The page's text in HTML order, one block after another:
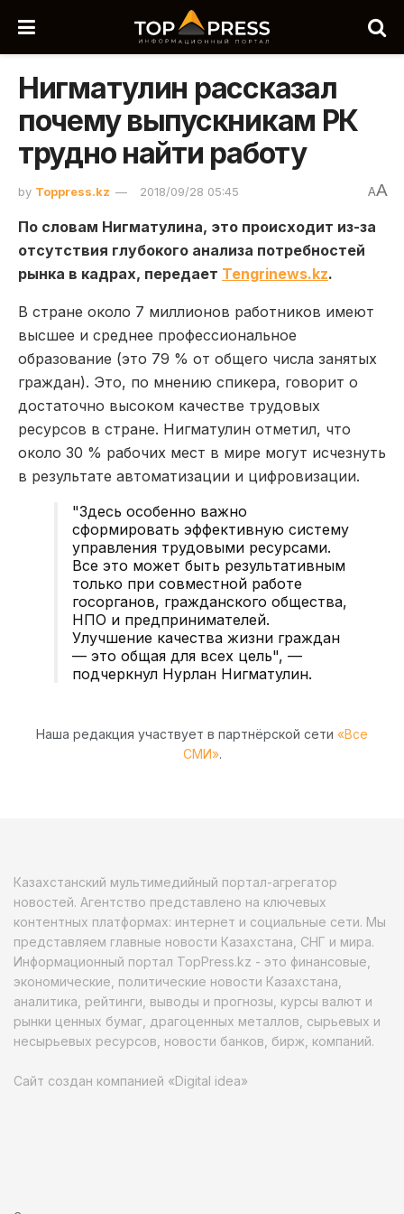
Нигматулин рассказал
почему выпускникам РК
трудно найти работу
by Toppress.kz 2018/09/28 05:45 AA
По словам Нигматулина, это происходит из-за
отсутствия глубокого анализа потребностей
рынка в кадрах, передает Tengrinews.kz.
В стране около 7 миллионов работников имеют
высшее и среднее профессиональное
образование (это 79 % от общего числа занятых
граждан). Это, по мнению спикера, говорит о
достаточно высоком качестве трудовых
ресурсов в стране. Нигматулин отметил, что
около 30 % рабочих мест в мире могут исчезнуть
в результате автоматизации и цифровизации.
"Здесь особенно важно
сформировать эффективную систему
управления трудовыми ресурсами.
Все это может быть результативным
только при совместной работе
госорганов, гражданского общества,
НПО и предпринимателей.
Улучшение качества жизни граждан
— это общая для всех цель", —
подчеркнул Нурлан Нигматулин.
Наша редакция участвует в партнёрской сети «Все
СМИ».
Казахстанский мультимедийный портал-агрегатор
новостей. Агентство представлено на ключевых
контентных платформах: интернет и социальные сети. Мы
представляем главные новости Казахстана, СНГ и мира.
Информационный портал TopPress.kz - это финансовые,
экономические, политические новости Казахстана,
аналитика, рейтинги, выводы и прогнозы, курсы валют и
рынки ценных бумаг, драгоценных металлов, сырьевых и
несырьевых ресурсов, новости банков, бирж, компаний.
Сайт создан компанией «Digital idea»